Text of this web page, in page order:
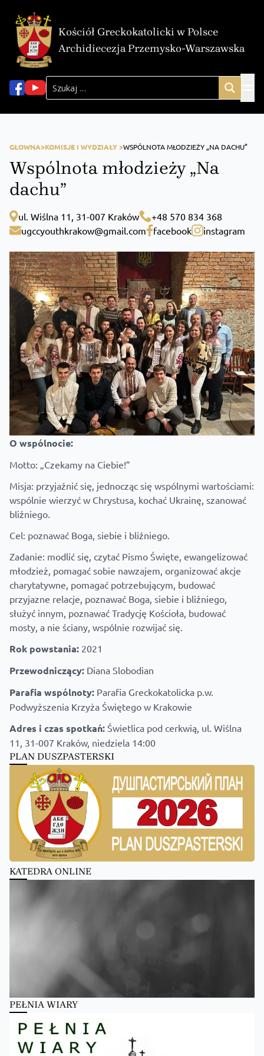
Kościół Greckokatolicki w Polsce
Archidiecezja Przemysko-Warszawska
GŁOWNA>KOMISJE I WYDZIAŁY >WSPÓLNOTA MŁODZIEŻY „NA DACHU”
Wspólnota młodzieży „Na
dachu”
ul. Wiślna 11, 31-007 Kraków
+48 570 834 368
ugccyouthkrakow@gmail.com
facebook instagram
O wspólnocie:
Motto: „Czekamy na Ciebie!”
Misja: przyjaźnić się, jednocząc się wspólnymi wartościami:
wspólnie wierzyć w Chrystusa, kochać Ukrainę, szanować
bliźniego.
Cel: poznawać Boga, siebie i bliźniego.
Zadanie: modlić się, czytać Pismo Święte, ewangelizować
młodzież, pomagać sobie nawzajem, organizować akcje
charytatywne, pomagać potrzebującym, budować
przyjazne relacje, poznawać Boga, siebie i bliźniego,
służyć innym, poznawać Tradycję Kościoła, budować
mosty, a nie ściany, wspólnie rozwijać się.
Rok powstania: 2021
Przewodniczący: Diana Slobodian
Parafia wspólnoty: Parafia Greckokatolicka p.w.
Podwyższenia Krzyża Świętego w Krakowie
Adres i czas spotkań: Świetlica pod cerkwią, ul. Wiślna
11, 31-007 Kraków, niedziela 14:00
PLAN DUSZPASTERSKI
KATEDRA ONLINE
PEŁNIA WIARY